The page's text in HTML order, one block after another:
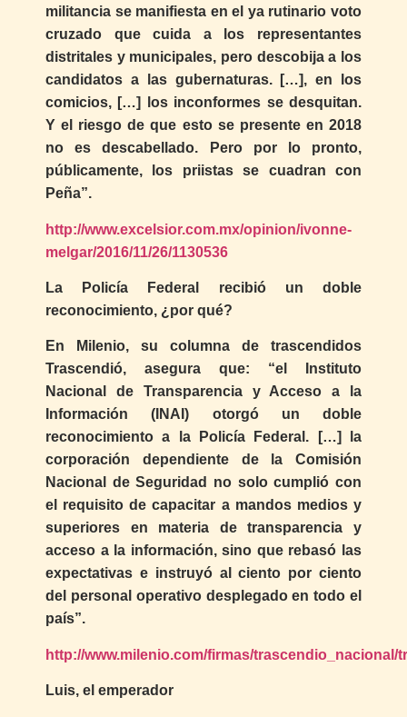
militancia se manifiesta en el ya rutinario voto
cruzado que cuida a los representantes
distritales y municipales, pero descobija a los
candidatos a las gubernaturas. […], en los
comicios, […] los inconformes se desquitan.
Y el riesgo de que esto se presente en 2018
no es descabellado. Pero por lo pronto,
públicamente, los priistas se cuadran con
Peña”.
http://www.excelsior.com.mx/opinion/ivonne-
melgar/2016/11/26/1130536
La Policía Federal recibió un doble
reconocimiento, ¿por qué?
En Milenio, su columna de trascendidos
Trascendió, asegura que: “el Instituto
Nacional de Transparencia y Acceso a la
Información (INAI) otorgó un doble
reconocimiento a la Policía Federal. […] la
corporación dependiente de la Comisión
Nacional de Seguridad no solo cumplió con
el requisito de capacitar a mandos medios y
superiores en materia de transparencia y
acceso a la información, sino que rebasó las
expectativas e instruyó al ciento por ciento
del personal operativo desplegado en todo el
país”.
http://www.milenio.com/firmas/trascendio_nacional/
Luis, el emperador